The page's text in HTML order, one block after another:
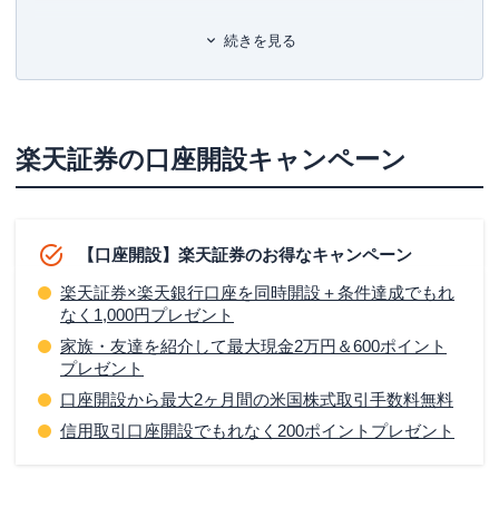
かぶピタッ®の取引で最大10万円が当たる
国内株式・米国株式を他社から移管（入庫）でお買いも
のパンダグッズもれなくプレゼント
楽天証券の投資信託・ETFキャンペーン
続きを見る
楽天証券の口座開設キャンペーン
【口座開設】楽天証券のお得なキャンペーン
楽天証券×楽天銀行口座を同時開設＋条件達成でもれ
なく1,000円プレゼント
家族・友達を紹介して最大現金2万円＆600ポイント
プレゼント
口座開設から最大2ヶ月間の米国株式取引手数料無料
信用取引口座開設でもれなく200ポイントプレゼント